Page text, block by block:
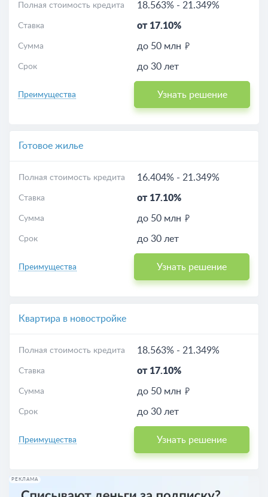
Полная стоимость кредита 18.563% - 21.349%
Ставка от 17.10%
Сумма до 50 млн
Срок до 30 лет
Преимущества Узнать решение
Готовое жилье
Полная стоимость кредита 16.404% - 21.349%
Ставка от 17.10%
Сумма до 50 млн
Срок до 30 лет
Преимущества Узнать решение
Квартира в новостройке
Полная стоимость кредита 18.563% - 21.349%
Ставка от 17.10%
Сумма до 50 млн
Срок до 30 лет
Преимущества Узнать решение
РЕКЛАМА